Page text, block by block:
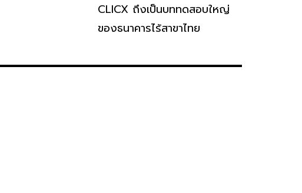
CLICX ถึงเป็นบททดสอบใหญ่
ของธนาคารไร้สาขาไทย